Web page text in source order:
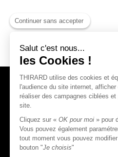
THIRARD S.A.S
45, rue Jean Jaurès
80390 Fressenneville
Continuer sans accepter
Salut c'est nous...
les Cookies !
THIRARD utilise des cookies et
l'audience du site internet,
réaliser des campagnes ciblées et
site.
Cliquez sur « OK pour moi » pour
Vous pouvez également
tout moment vous pouvez
bouton "Je choisis"